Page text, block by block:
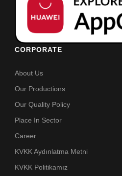
CORPORATE
About Us
Our Productions
Our Quality Policy
Place In Sector
Career
KVKK Aydınlatma Metni
KVKK Politikamız